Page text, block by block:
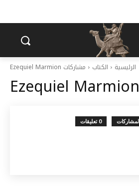
الرئيسية الكتاب مشاركات Ezequiel Marmion
Ezequiel Marmion
0 تعليقات